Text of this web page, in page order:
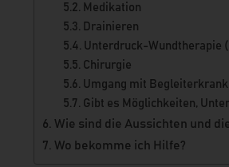
Medikation
Drainieren
Unterdruck-Wundtherapie
Chirurgie
Umgang mit
Gibt es Möglichkeiten,
Wie sind die Aussichten und
Wo bekomme ich Hilfe?